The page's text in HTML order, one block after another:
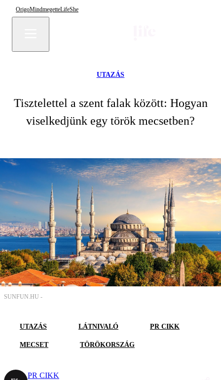
OrigoMindmegetteLifeShe
UTAZÁS
Tisztelettel a szent falak között: Hogyan
viselkedjünk egy török mecsetben?
SUNFUN.HU -
UTAZÁS LÁTNIVALÓ PR CIKK
MECSET TÖRÖKORSZÁG
PR CIKK